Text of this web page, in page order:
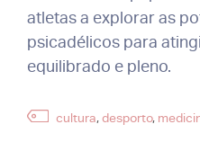
atletas a explorar as
psicadélicos para
equilibrado e pleno.
Etiquetas
cultura,desporto,